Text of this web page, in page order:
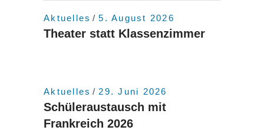
Aktuelles 5. August 2026
Theater statt Klassenzimmer
Aktuelles 29. Juni 2026
Schüleraustausch mit
Frankreich 2026